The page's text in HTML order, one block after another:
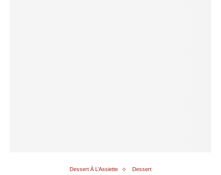
Dessert À L’Assiette Dessert